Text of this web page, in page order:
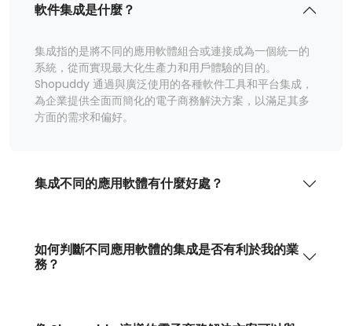
軟件集成是什麼？
集成指的是將不同的應用軟體組合或連接成為一個統一的
系統，從而實現最大化生產力和用戶體驗的目的。
Shopuddy 通過與廣泛使用的各種軟件工具和平台集成，
為企業提供全面而簡化的電子商務解決方案，以滿足其多
方面的需求和偏好。
集成不同的應用軟體有什麼好處？
如何判斷不同應用軟體的集成是否有利於我的業
務？